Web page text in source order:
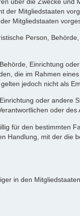
Mitgliedstaaten
Mitgliedstaaten
Person,
Einrichtung
die im Rahmen
jedoch nicht als
oder
oder
für den bestimmten
Handlung, mit der die
in den